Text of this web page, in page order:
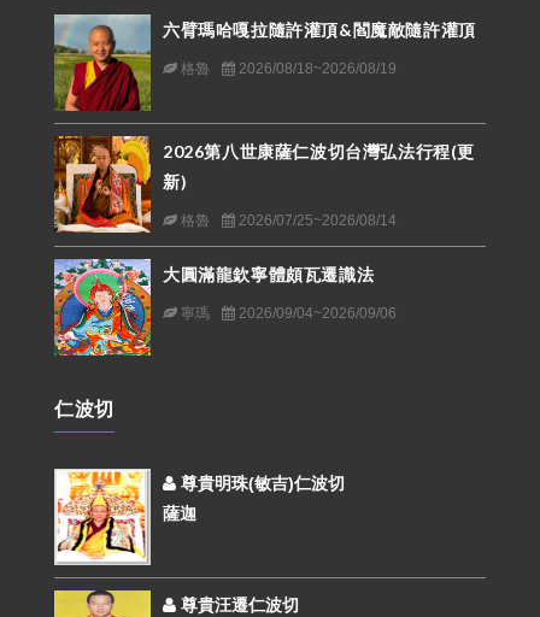
六臂瑪哈嘎拉隨許灌頂&閻魔敵隨許灌頂
格魯 2026/08/18~2026/08/19
2026第八世康薩仁波切台灣弘法行程(更
新)
格魯 2026/07/25~2026/08/14
大圓滿龍欽寧體頗瓦遷識法
寧瑪 2026/09/04~2026/09/06
仁波切
尊貴明珠(敏吉)仁波切
薩迦
尊貴汪遷仁波切